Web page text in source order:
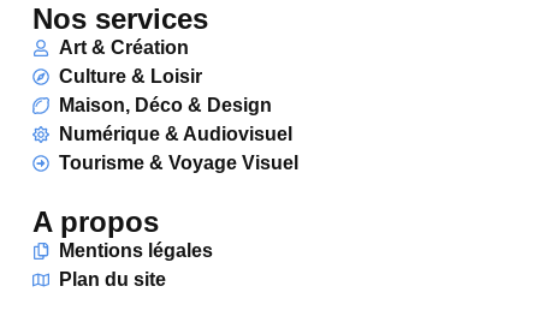
Nos services
Art & Création
Culture & Loisir
Maison, Déco & Design
Numérique & Audiovisuel
Tourisme & Voyage Visuel
A propos
Mentions légales
Plan du site